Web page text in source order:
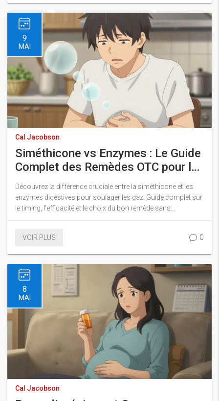
9
MAI
Cal Jacobson
Siméthicone vs Enzymes : Le Guide
Complet des Remèdes OTC pour les
Gaz et le Ballonnement
Découvrez la différence cruciale entre la siméthicone et les
enzymes digestives pour soulager les gaz. Guide complet sur
le timing, l'efficacité et le choix du bon remède sans
ordonnance.
VOIR PLUS 0
8
MAI
Cal Jacobson